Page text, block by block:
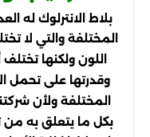
بلاط الانترلوك له
المختلفة والتي لا
اللون ولكنها
وقدرتها على تحمل
المختلفة ولأن
بكل ما يتعلق به من